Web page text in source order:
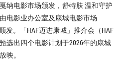
纳电影市场颁发，舒特肤 温和守护
电影业办公室及康城电影市场
颁发。「HAF迈进康城」推介会（HAF
甄选出四个电影计划于2026年的康城
映。